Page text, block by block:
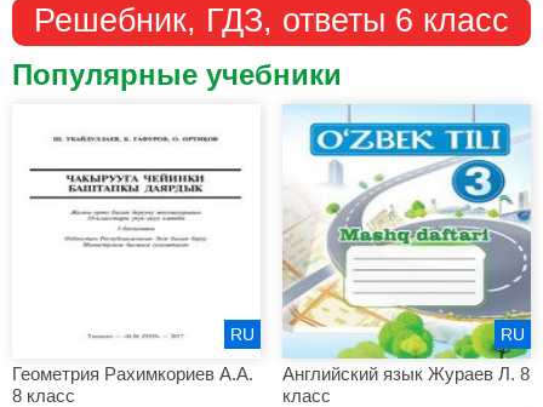
Решебник, ГДЗ, ответы 6 класс
Популярные учебники
Геометрия Рахимкориев А.А.
8 класс
RU
Английский язык Жураев Л. 8
класс
RU